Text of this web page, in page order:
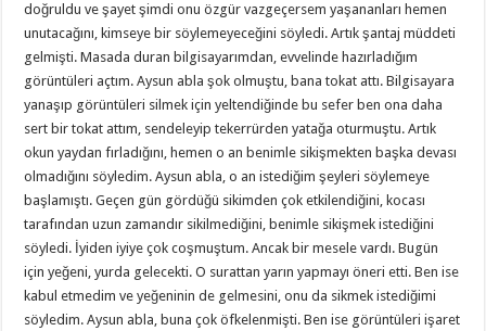
doğruldu ve şayet şimdi onu özgür vazgeçersem yaşananları hemen
unutacağını, kimseye bir söylemeyeceğini söyledi. Artık şantaj müddeti
gelmişti. Masada duran bilgisayarımdan, evvelinde hazırladığım
görüntüleri açtım. Aysun abla şok olmuştu, bana tokat attı. Bilgisayara
yanaşıp görüntüleri silmek için yeltendiğinde bu sefer ben ona daha
sert bir tokat attım, sendeleyip tekerrürden yatağa oturmuştu. Artık
okun yaydan fırladığını, hemen o an benimle sikişmekten başka devası
olmadığını söyledim. Aysun abla, o an istediğim şeyleri söylemeye
başlamıştı. Geçen gün gördüğü sikimden çok etkilendiğini, kocası
tarafından uzun zamandır sikilmediğini, benimle sikişmek istediğini
söyledi. İyiden iyiye çok coşmuştum. Ancak bir mesele vardı. Bugün
için yeğeni, yurda gelecekti. O surattan yarın yapmayı öneri etti. Ben ise
kabul etmedim ve yeğeninin de gelmesini, onu da sikmek istediğimi
söyledim. Aysun abla, buna çok öfkelenmişti. Ben ise görüntüleri işaret